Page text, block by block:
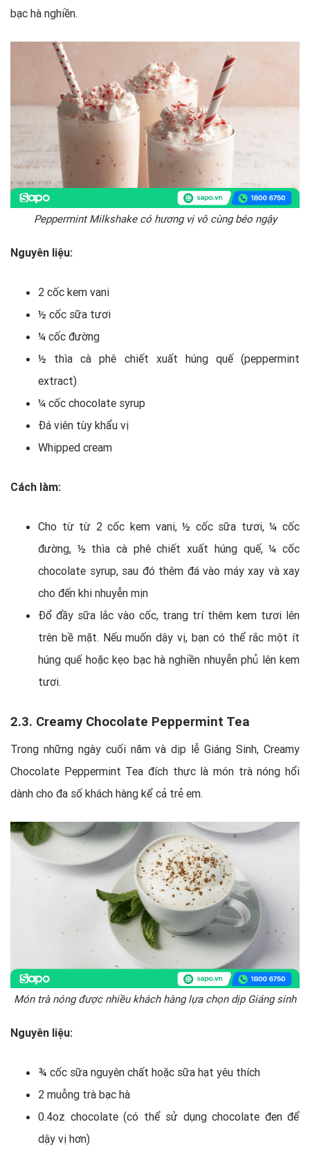
bạc hà nghiền.
Peppermint Milkshake có hương vị vô cùng béo ngậy
Nguyên liệu:
2 cốc kem vani
½ cốc sữa tươi
¼ cốc đường
½ thìa cà phê chiết xuất húng quế (peppermint
extract)
¼ cốc chocolate syrup
Đá viên tùy khẩu vị
Whipped cream
Cách làm:
Cho từ từ 2 cốc kem vani, ½ cốc sữa tươi, ¼ cốc
đường, ½ thìa cà phê chiết xuất húng quế, ¼ cốc
chocolate syrup, sau đó thêm đá vào máy xay và xay
cho đến khi nhuyễn mịn
Đổ đầy sữa lắc vào cốc, trang trí thêm kem tươi lên
trên bề mặt. Nếu muốn dậy vị, bạn có thể rắc một ít
húng quế hoặc kẹo bạc hà nghiền nhuyễn phủ lên kem
tươi.
2.3. Creamy Chocolate Peppermint Tea
Trong những ngày cuối năm và dịp lễ Giáng Sinh, Creamy
Chocolate Peppermint Tea đích thực là món trà nóng hổi
dành cho đa số khách hàng kể cả trẻ em.
Món trà nóng được nhiều khách hàng lựa chọn dịp Giáng sinh
Nguyên liệu:
¾ cốc sữa nguyên chất hoặc sữa hạt yêu thích
2 muỗng trà bạc hà
0.4oz chocolate (có thể sử dụng chocolate đen để
dậy vị hơn)